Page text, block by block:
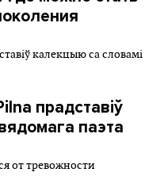
прадставіў
паэта